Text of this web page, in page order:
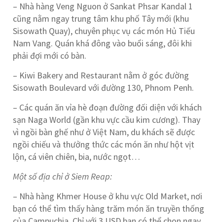
– Nhà hàng Veng Nguon ở Sankat Phsar Kandal 1
cũng nằm ngay trung tâm khu phố Tây mới (khu
Sisowath Quay), chuyên phục vụ các món Hủ Tiếu
Nam Vang. Quán khá đông vào buổi sáng, đôi khi
phải đợi mới có bàn.
– Kiwi Bakery and Restaurant nằm ở góc đường
Sisowath Boulevard với đường 130, Phnom Penh.
– Các quán ăn vỉa hè đoạn đường đối diện với khách
sạn Naga World (gần khu vực cầu kim cương). Thay
vì ngồi bàn ghế như ở Việt Nam, du khách sẽ được
ngồi chiếu và thưởng thức các món ăn như hột vịt
lộn, cá viên chiên, bia, nước ngọt…
Một số địa chỉ ở Siem Reap:
– Nhà hàng Khmer House ở khu vực Old Market, nơi
bạn có thể tìm thấy hàng trăm món ăn truyền thống